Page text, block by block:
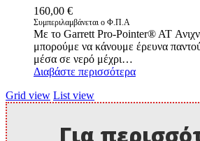
160,00 €
Συμπεριλαμβάνεται ο Φ.Π.Α
Mε το Garrett Pro-Pointer® AT
μπορούμε να κάνουμε έρευνα
μέσα σε νερό μέχρι…
Διαβάστε περισσότερα
Grid view List view
Για